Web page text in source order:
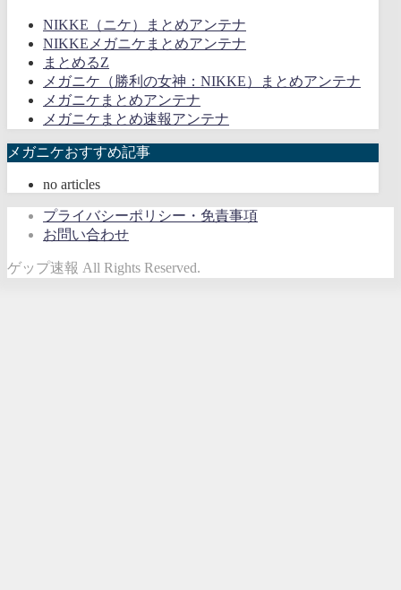
NIKKE（ニケ）まとめアンテナ
NIKKEメガニケまとめアンテナ
まとめるZ
メガニケ（勝利の女神：NIKKE）まとめアンテナ
メガニケまとめアンテナ
メガニケまとめ速報アンテナ
メガニケおすすめ記事
no articles
プライバシーポリシー・免責事項
お問い合わせ
ゲップ速報 All Rights Reserved.